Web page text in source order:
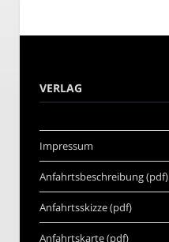
VERLAG
Impressum
Anfahrtsbeschreibung (pdf)
Anfahrtsskizze (pdf)
Anfahrtskarte (pdf)